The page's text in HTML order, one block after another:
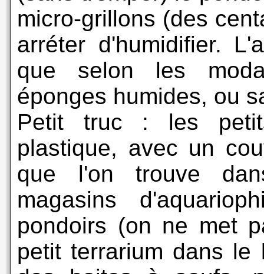
micro-grillons (des
arréter d'humidifier.
que selon les
éponges humides, ou
Petit truc : les
plastique, avec un
que l'on trouve
magasins
pondoirs (on ne met
petit terrarium dans